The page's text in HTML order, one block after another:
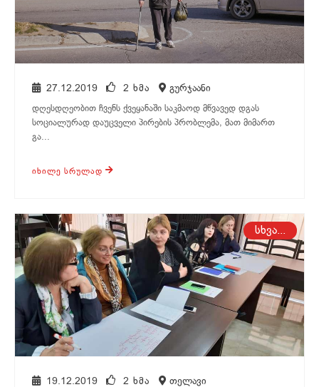
27.12.2019 2 ᲮᲛᲐ გურჯაანი
დღესდღეობით ჩვენს ქვეყანაში საკმაოდ მწვავედ დგას
სოციალურად დაუცველი პირების პრობლემა, მათ მიმართ
გა...
ᲘᲮᲘᲚᲔ ᲡᲠᲣᲚᲐᲓ
სხვა...
თელავი
19.12.2019 2 ᲮᲛᲐ თელავი